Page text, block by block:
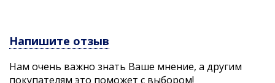
Напишите отзыв
Нам очень важно знать Ваше мнение, а другим
покупателям это поможет с выбором!